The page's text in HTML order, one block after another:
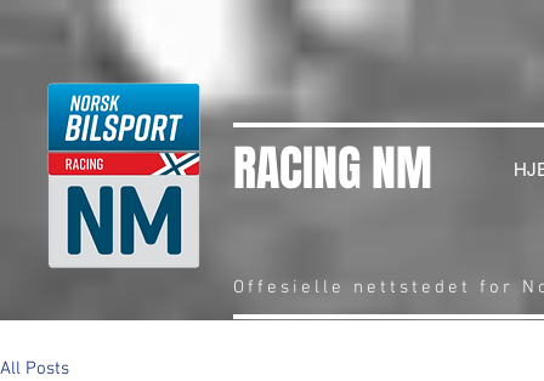
RACING NM
Offesielle nettstedet for
All Posts